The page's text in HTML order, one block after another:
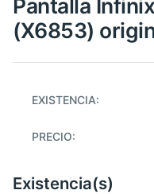
Pantalla
(X6853)
EXISTENCIA:
PRECIO:
Existencia(s)